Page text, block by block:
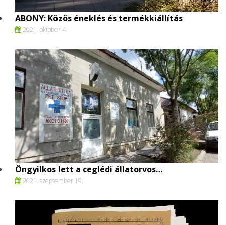
ABONY: Közös éneklés és termékkiállítás
2021. oktober 4.
Öngyilkos lett a ceglédi állatorvos…
2021. szeptember 19.